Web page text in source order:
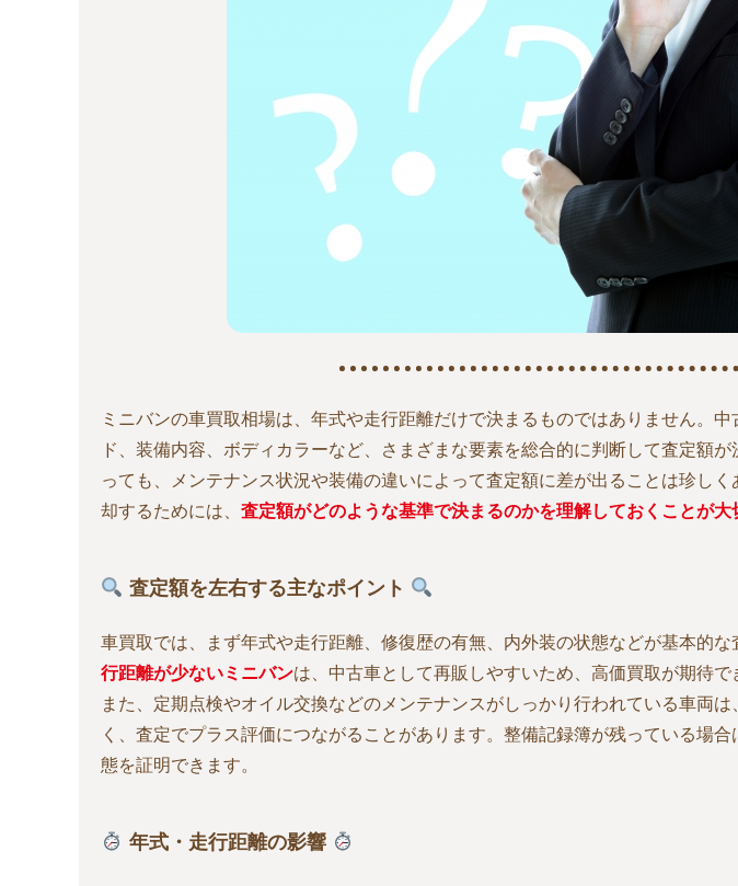
ミニバンの車買取相場は、年式や走行距離だけで決まるものではありません。
ド、装備内容、ボディカラーなど、さまざまな要素を総合的に判断して査定額
っても、メンテナンス状況や装備の違いによって査定額に差が出ることは珍し
却するためには、 査定額がどのような基準で決まるのかを理解しておくことが大
査定額を左右する主なポイント
車買取では、まず年式や走行距離、修復歴の有無、内外装の状態などが基本的な
行距離が少ないミニバンは、中古車として再販しやすいため、高価買取が期待で
また、定期点検やオイル交換などのメンテナンスがしっかり行われている車両
く、査定でプラス評価につながることがあります。整備記録簿が残っている場
態を証明できます。
年式・走行距離の影響